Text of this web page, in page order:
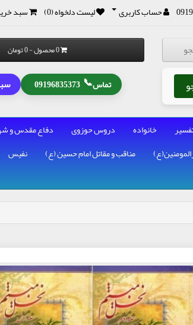
حساب کاربری لیست دلخواه (0) سبد
0 محصول - 0 تومان
تماس📞
09196835373
خانواده دروس حوزوی دفاع مقدس و
مناقب و مقاتل امام حسین (ع) نفیس